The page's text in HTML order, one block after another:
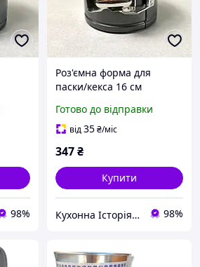
98%
Роз'ємна форма для
паски/кекса 16 см
Готово до відправки
від35₴/міс
347₴
Купити
Кухонна Історія - товари для кухні та дому 98%